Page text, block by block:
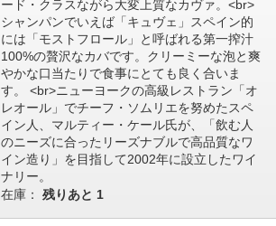
ード・クラスながら大変上質なカヴァ。<br>
シャンパンでいえば「キュヴェ」スペイン的
には「モストフロール」と呼ばれる第一搾汁
100%の贅沢なカバです。クリーミーな泡と爽
やかな口当たりで食事にとても良く合いま
す。 <br>ニューヨークの高級レストラン「オ
レオール」でチーフ・ソムリエを努めたスペ
イン人、マルティー・ケール氏が、「飲む人
のニーズに合ったリーズナブルで高品質なワ
イン造り」を目指して2002年に設立したワイ
ナリー。
在庫： 残りあと 1